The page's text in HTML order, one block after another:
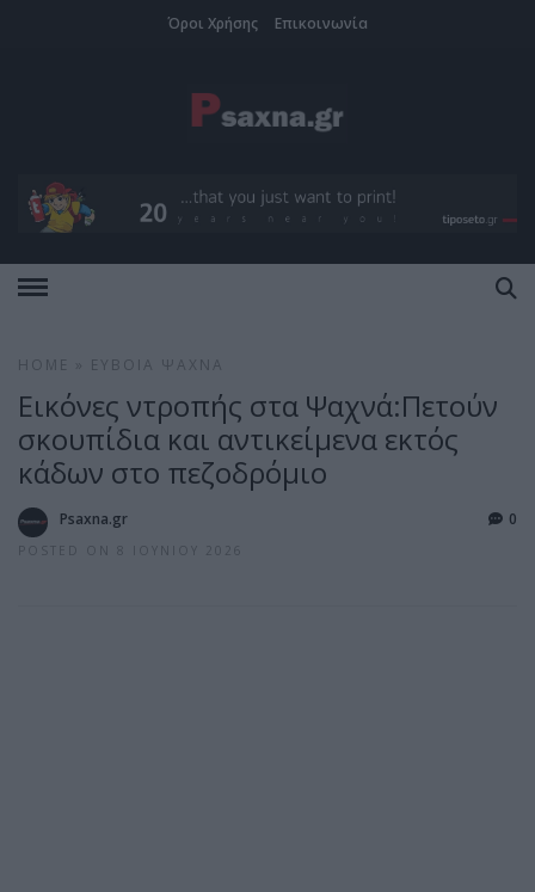
Όροι Χρήσης Επικοινωνία
HOME ΕΎΒΟΙΑ ΨΑΧΝΆ
Εικόνες ντροπής στα Ψαχνά:Πετούν
σκουπίδια και αντικείμενα εκτός
κάδων στο πεζοδρόμιο
Psaxna.gr
POSTED ON 8 ΙΟΥΝΊΟΥ 2026
0